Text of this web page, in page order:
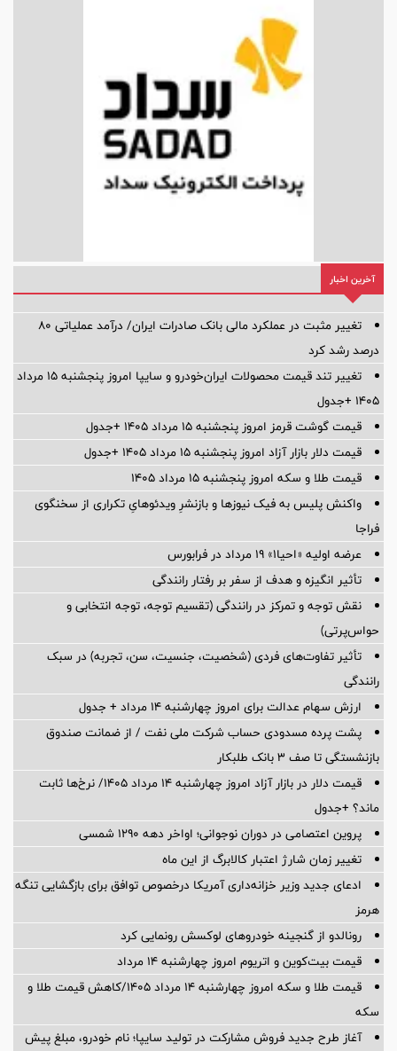
آخرین اخبار
تغییر مثبت در عملکرد مالی بانک صادرات ایران/ درآمد عملیاتی 80
درصد رشد کرد
تغییر تند قیمت محصولات ایران‌خودرو و سایپا امروز پنجشنبه ۱۵ مرداد
۱۴۰۵ +جدول
قیمت گوشت قرمز امروز پنجشنبه ۱۵ مرداد ۱۴۰۵ +جدول
قیمت دلار بازار آزاد امروز پنجشنبه ۱۵ مرداد ۱۴۰۵ +جدول
قیمت طلا و سکه امروز پنجشنبه ۱۵ مرداد ۱۴۰۵
واکنش پلیس به فیک نیوزها و بازنشرِ ویدئوهایِ تکراری از سخنگوی
فراجا
عرضه اولیه «احیا۱» ۱۹ مرداد در فرابورس
تأثیر انگیزه و هدف از سفر بر رفتار رانندگی
نقش توجه و تمرکز در رانندگی (تقسیم توجه، توجه انتخابی و
حواس‌پرتی)
تأثیر تفاوت‌های فردی (شخصیت، جنسیت، سن، تجربه) در سبک
رانندگی
ارزش سهام عدالت برای امروز چهارشنبه ۱۴ مرداد + جدول
پشت پرده‌ مسدودی حساب شرکت ملی نفت / از ضمانت صندوق
بازنشستگی تا صف ۳ بانک طلبکار
قیمت دلار در بازار آزاد امروز چهارشنبه ۱۴ مرداد ۱۴۰۵/ نرخ‌ها ثابت
ماند؟ +جدول
پروین اعتصامی در دوران نوجوانی؛ اواخر دهه ۱۲۹۰ شمسی
تغییر زمان شارژ اعتبار کالابرگ از این ماه
ادعای جدید وزیر خزانه‌داری آمریکا درخصوص توافق برای بازگشایی تنگه
هرمز
رونالدو از گنجینه خودروهای لوکسش رونمایی کرد
قیمت بیت‌کوین و اتریوم امروز چهارشنبه ۱۴ مرداد
قیمت طلا و سکه امروز چهارشنبه ۱۴ مرداد ۱۴۰۵/کاهش قیمت طلا و
سکه
آغاز طرح جدید فروش مشارکت در تولید سایپا؛ نام خودرو، مبلغ پیش